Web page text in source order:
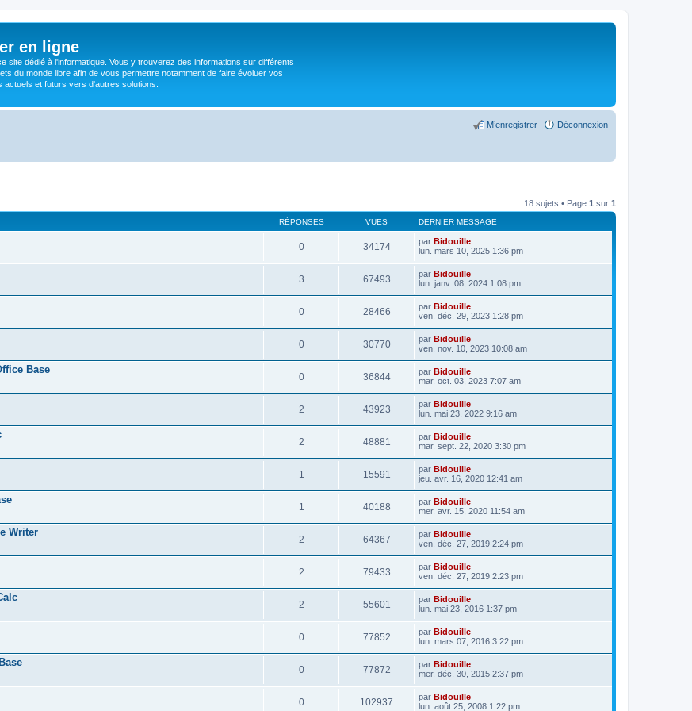
en ligne
site dédié à l'informatique. Vous y trouverez des informations sur différents
du monde libre afin de vous permettre notamment de faire évoluer vos
actuels et futurs vers d'autres solutions.
Déconnexion
M’enregistrer
18 sujets • Page 1 sur 1
RÉPONSES VUES DERNIER MESSAGE
0 34174 par Bidouille
lun. mars 10, 2025 1:36 pm
3 67493 par Bidouille
lun. janv. 08, 2024 1:08 pm
0 28466 par Bidouille
ven. déc. 29, 2023 1:28 pm
0 30770 par Bidouille
ven. nov. 10, 2023 10:08 am
Base
0 36844 par Bidouille
mar. oct. 03, 2023 7:07 am
2 43923 par Bidouille
lun. mai 23, 2022 9:16 am
2 48881 par Bidouille
mar. sept. 22, 2020 3:30 pm
1 15591 par Bidouille
jeu. avr. 16, 2020 12:41 am
1 40188 par Bidouille
mer. avr. 15, 2020 11:54 am
Writer
2 64367 par Bidouille
ven. déc. 27, 2019 2:24 pm
2 79433 par Bidouille
ven. déc. 27, 2019 2:23 pm
2 55601 par Bidouille
lun. mai 23, 2016 1:37 pm
0 77852 par Bidouille
lun. mars 07, 2016 3:22 pm
0 77872 par Bidouille
mer. déc. 30, 2015 2:37 pm
0 102937 par Bidouille
lun. août 25, 2008 1:22 pm